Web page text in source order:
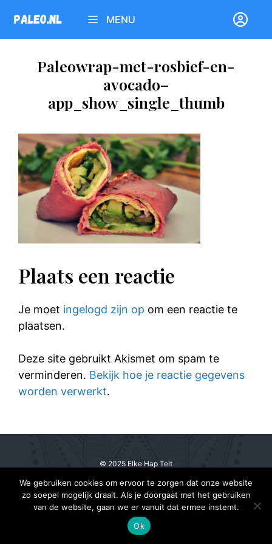
naar
de
MENU
Paleowrap-met-rosbief-en-
avocado–
app_show_single_thumb
Plaats een reactie
Je moet ingelogd zijn op om een reactie te
plaatsen.
Deze site gebruikt Akismet om spam te
verminderen. Bekijk hoe je reactie gegevens
worden verwerkt.
© 2025 Elke Hap Telt
We gebruiken cookies om ervoor te zorgen dat onze website
zo soepel mogelijk draait. Als je doorgaat met het gebruiken
van de website, gaan we er vanuit dat ermee instemt.
Ok